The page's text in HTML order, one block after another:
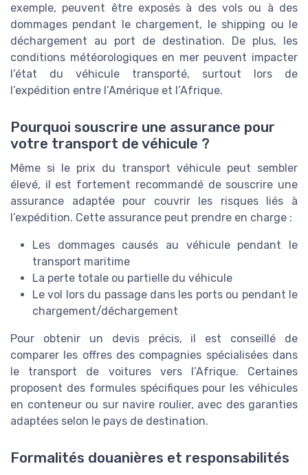
exemple, peuvent être exposés à des vols ou à des
dommages pendant le chargement, le shipping ou le
déchargement au port de destination. De plus, les
conditions météorologiques en mer peuvent impacter
l’état du véhicule transporté, surtout lors de
l’expédition entre l’Amérique et l’Afrique.
Pourquoi souscrire une assurance pour
votre transport de véhicule ?
Même si le prix du transport véhicule peut sembler
élevé, il est fortement recommandé de souscrire une
assurance adaptée pour couvrir les risques liés à
l’expédition. Cette assurance peut prendre en charge :
Les dommages causés au véhicule pendant le
transport maritime
La perte totale ou partielle du véhicule
Le vol lors du passage dans les ports ou pendant le
chargement/déchargement
Pour obtenir un devis précis, il est conseillé de
comparer les offres des compagnies spécialisées dans
le transport de voitures vers l’Afrique. Certaines
proposent des formules spécifiques pour les véhicules
en conteneur ou sur navire roulier, avec des garanties
adaptées selon le pays de destination.
Formalités douanières et responsabilités